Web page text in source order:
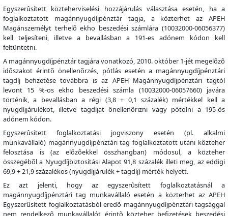
Egyszerûsített közteherviselési hozzájárulás választása esetén, ha a
foglalkoztatott magánnyugdíjpénztár tagja, a közterhet az APEH
Magánszemélyt terhelõ ekho beszedési számlára (10032000-06056377)
kell teljesíteni, illetve a bevallásban a 191-es adónem kódon kell
feltüntetni.
A magánnyugdíjpénztár tagjára vonatkozó, 2010. október 1-jét megelõzõ
idõszakot érintõ önellenõrzés, pótlás esetén a magánnyugdíjpénztári
tagdíj befizetése továbbra is az APEH Magánnyugdíjpénztári tagtól
levont 15 %-os ekho beszedési számla (10032000-06057660) javára
történik, a bevallásban a régi (3,8 + 0,1 százalék) mértékkel kell a
nyugdíjjárulékot, illetve tagdíjat önellenõrizni vagy pótolni a 195-ös
adónem kódon.
Egyszerûsített foglalkoztatási jogviszony esetén (pl. alkalmi
munkavállaló) magánnyugdíjpénztári tag foglalkoztatott utáni közteher
felosztása is (az elõzõekkel összhangban) módosul, a közteher
összegébõl a Nyugdíjbiztosítási Alapot 91,8 százalék illeti meg, az eddigi
69,9 + 21,9 százalékos (nyugdíjjárulék + tagdíj) mérték helyett.
Ez azt jelenti, hogy az egyszerûsített foglalkoztatásnál a
magánnyugdíjpénztári tag munkavállaló esetén a közterhet az APEH
Egyszerûsített foglalkoztatásból eredõ magánnyugdíjpénztári tagsággal
nem rendelkezõ munkavállalót érintõ közteher befizetések beszedési